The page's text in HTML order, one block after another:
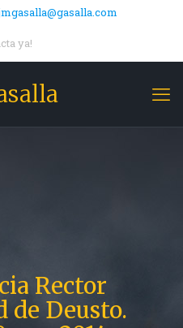
ya!
Rector
de Deusto.